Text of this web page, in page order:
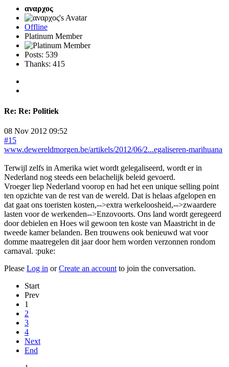
αναρχος
Offline
Platinum Member
Posts: 539
Thanks: 415
Re: Re: Politiek
08 Nov 2012 09:52
#15
www.dewereldmorgen.be/artikels/2012/06/2...egaliseren-marihuana
Terwijl zelfs in Amerika wiet wordt gelegaliseerd, wordt er in
Nederland nog steeds een belachelijk beleid gevoerd.
Vroeger liep Nederland voorop en had het een unique selling point
ten opzichte van de rest van de wereld. Dat is helaas afgelopen en
dat gaat ons toeristen kosten,-->extra werkeloosheid,-->zwaardere
lasten voor de werkenden-->Enzovoorts. Ons land wordt geregeerd
door debielen en Hoes wil gewoon ten koste van Maastricht in de
tweede kamer belanden. Ben trouwens ook benieuwd wat voor
domme maatregelen dit jaar door hem worden verzonnen rondom
carnaval. :puke:
Please Log in orCreate an account to join the conversation.
Start
Prev
1
2
3
4
Next
End